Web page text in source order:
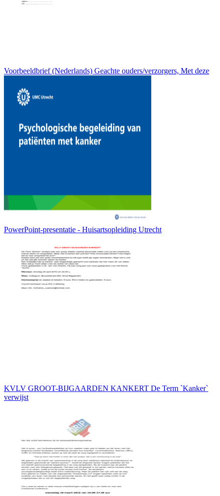
Voorbeeldbrief (Nederlands) Geachte ouders/verzorgers, Met deze
PowerPoint-presentatie - Huisartsopleiding Utrecht
KVLV GROOT-BIJGAARDEN KANKERT De Term `Kanker`
verwijst